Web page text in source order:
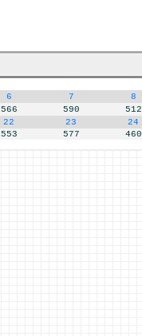
6 7 8
566 590 512
22 23 24
553 577 460